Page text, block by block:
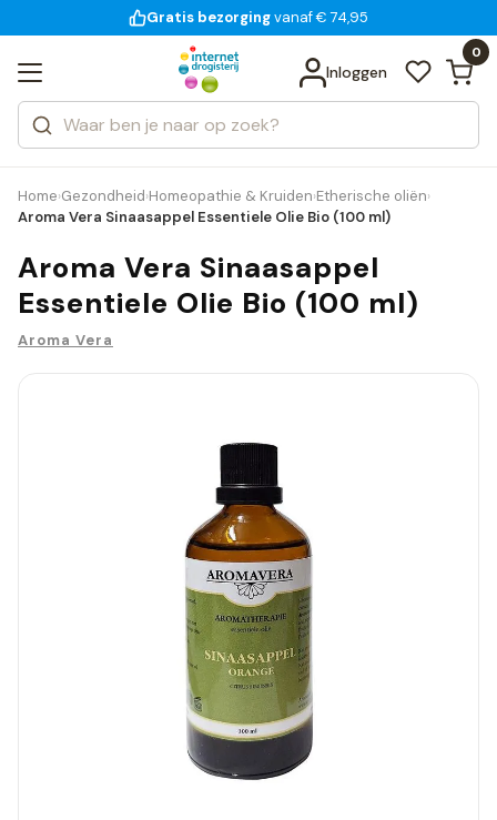
voor 18:00 uur besteld
Gratis bezorging
14 dagen bedenktijd
Inloggen
0
Zoeken
Categorieën
Merken
Bekijk alle resultaten
Home›Gezondheid›Homeopathie & Kruiden›Etherische oliën›
Aroma Vera Sinaasappel Essentiele Olie Bio (100 ml)
Aroma Vera Sinaasappel
Essentiele Olie Bio (100 ml)
Aroma Vera